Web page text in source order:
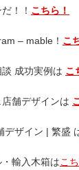
！！ こちら！
– mable！ こ
談 成功実例は こ
店舗デザインは
デザイン | 繁盛
・輸入木箱はこ